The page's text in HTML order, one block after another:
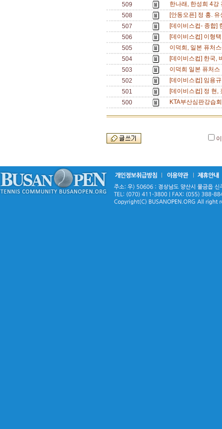
509
한나래, 한성희 4
508
[안동오픈] 정 홍.
507
[데이비스컵- 종합]
506
[데이비스컵] 이형
505
이덕희, 일본 퓨처
504
[데이비스컵] 한국,
503
이덕희 일본 퓨처
502
[데이비스컵] 임용
501
[데이비스컵] 정 현
500
KTA부산심판강습